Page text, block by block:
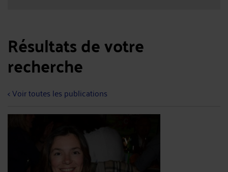
Résultats de votre
recherche
< Voir toutes les publications